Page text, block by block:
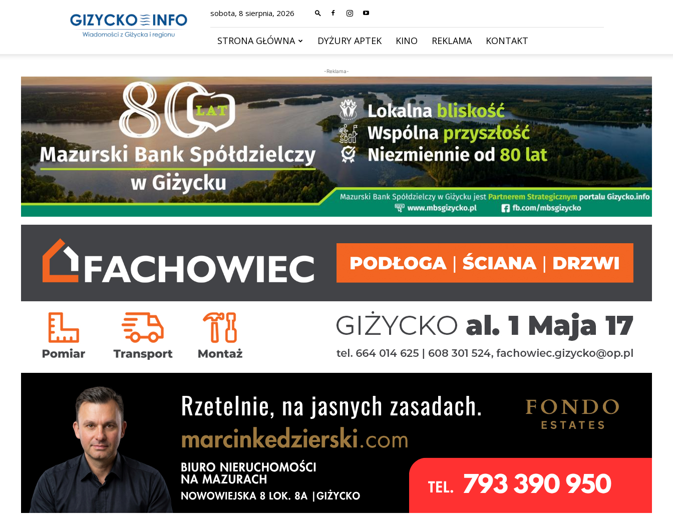
–
wiadomości
sobota, 8 sierpnia, 2026
STRONA GŁÓWNA DYŻURY APTEK KINO REKLAMA KONTAKT
-Reklama-